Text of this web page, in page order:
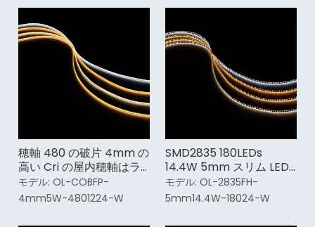
穂軸 480 の破片 4mm の
高い Cri の屋内穂軸はラ
イト ストリップを導きま
した
モデル: OL-COBFP-
4mm5W-4801224-W
SMD2835 180LEDs
14.4W 5mm スリム LED
ストリップ ライト
モデル: OL-2835FH-
5mm14.4W-18024-W